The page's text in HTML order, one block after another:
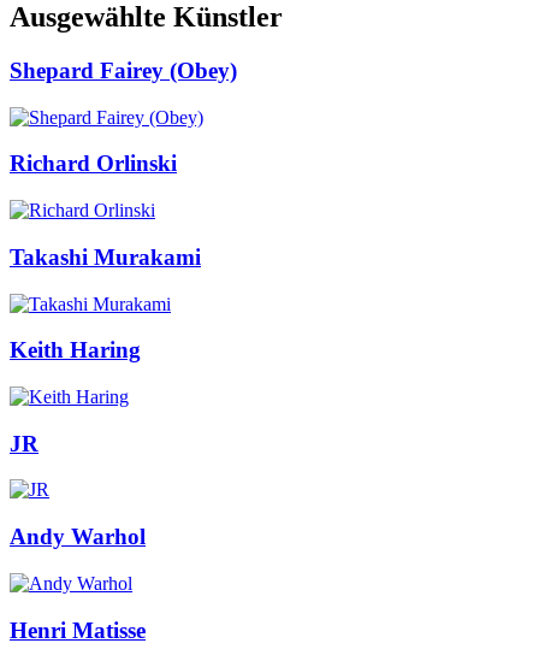
Ausgewählte Künstler
Shepard Fairey (Obey)
Richard Orlinski
Takashi Murakami
Keith Haring
JR
Andy Warhol
Henri Matisse